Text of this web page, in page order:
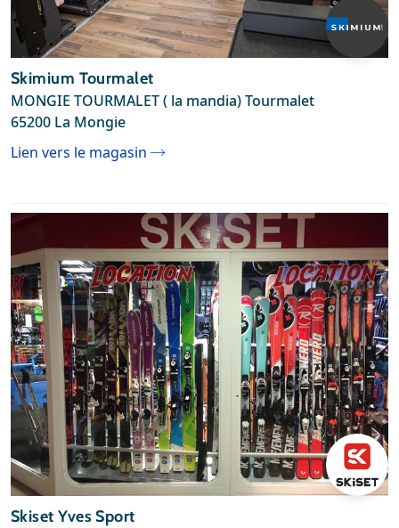
Skimium Tourmalet
MONGIE TOURMALET ( la mandia) Tourmalet
65200 La Mongie
Lien vers le magasin
Skiset Yves Sport